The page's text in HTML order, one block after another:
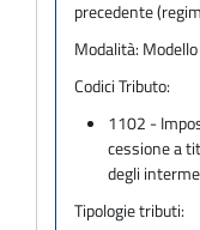
precedente
Modalità:
Codici Tributo:
1102 -
cessione a
degli
Tipologie tributi: